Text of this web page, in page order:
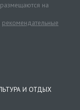
на
рекомендательные
И ОТДЫХ